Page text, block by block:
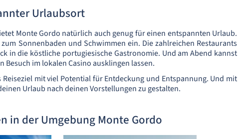
Urlaubsort
Monte Gordo natürlich auch genug für einen entspannten Urlaub.
Sonnenbaden und Schwimmen ein. Die zahlreichen Restaurants
in die köstliche portugiesische Gastronomie. Und am Abend kannst
Besuch im lokalen Casino ausklingen lassen.
mit viel Potential für Entdeckung und Entspannung. Und mit
Urlaub nach deinen Vorstellungen zu gestalten.
in der Umgebung Monte Gordo